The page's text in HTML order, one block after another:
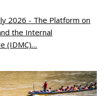
2026 - The Platform on
the Internal
(IDMC)…